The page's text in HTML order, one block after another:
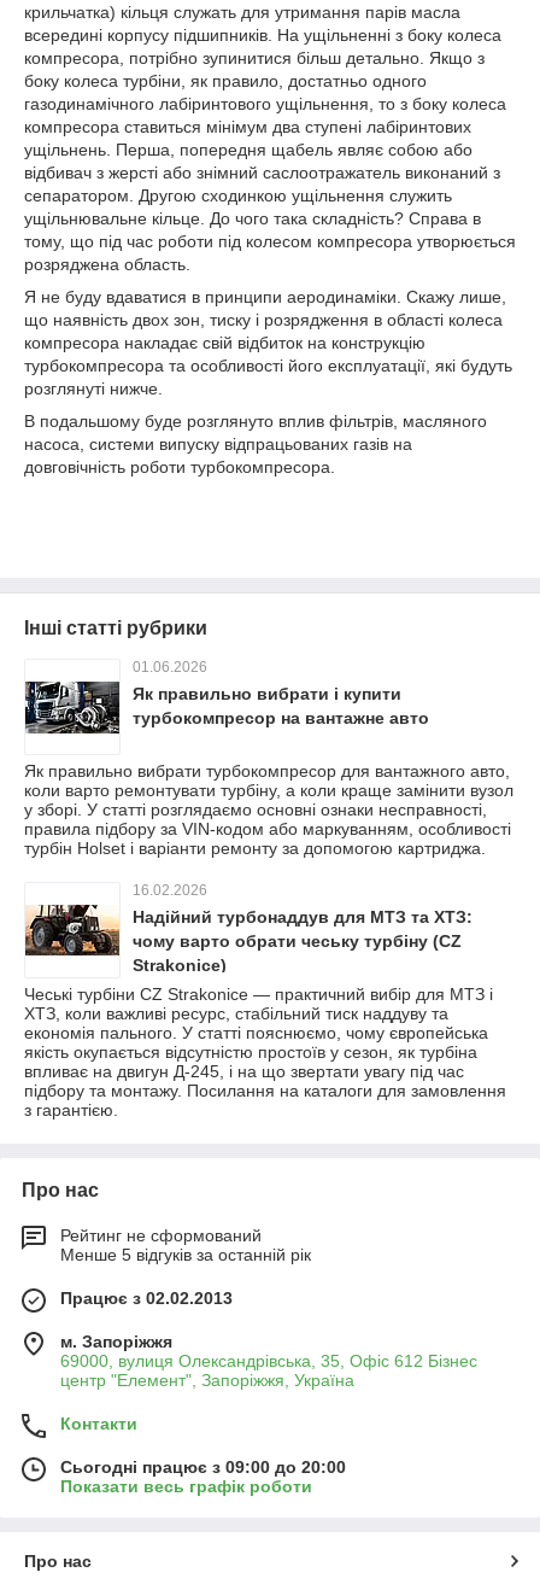
крильчатка) кільця служать для утримання парів масла
всередині корпусу підшипників. На ущільненні з боку колеса
компресора, потрібно зупинитися більш детально. Якщо з
боку колеса турбіни, як правило, достатньо одного
газодинамічного лабіринтового ущільнення, то з боку колеса
компресора ставиться мінімум два ступені лабіринтових
ущільнень. Перша, попередня щабель являє собою або
відбивач з жерсті або знімний саслоотражатель виконаний з
сепаратором. Другою сходинкою ущільнення служить
ущільнювальне кільце. До чого така складність? Справа в
тому, що під час роботи під колесом компресора утворюється
розряджена область.
Я не буду вдаватися в принципи аеродинаміки. Скажу лише,
що наявність двох зон, тиску і розрядження в області колеса
компресора накладає свій відбиток на конструкцію
турбокомпресора та особливості його експлуатації, які будуть
розглянуті нижче.
В подальшому буде розглянуто вплив фільтрів, масляного
насоса, системи випуску відпрацьованих газів на
довговічність роботи турбокомпресора.
Інші статті рубрики
01.06.2026
Як правильно вибрати і купити
турбокомпресор на вантажне авто
Як правильно вибрати турбокомпресор для вантажного авто,
коли варто ремонтувати турбіну, а коли краще замінити вузол
у зборі. У статті розглядаємо основні ознаки несправності,
правила підбору за VIN-кодом або маркуванням, особливості
турбін Holset і варіанти ремонту за допомогою картриджа.
16.02.2026
Надійний турбонаддув для МТЗ та ХТЗ:
чому варто обрати чеську турбіну (CZ
Strakonice)
Чеські турбіни CZ Strakonice — практичний вибір для МТЗ і
ХТЗ, коли важливі ресурс, стабільний тиск наддуву та
економія пального. У статті пояснюємо, чому європейська
якість окупається відсутністю простоїв у сезон, як турбіна
впливає на двигун Д-245, і на що звертати увагу під час
підбору та монтажу. Посилання на каталоги для замовлення
з гарантією.
Про нас
Рейтинг не сформований
Менше 5 відгуків за останній рік
Працює з 02.02.2013
м. Запоріжжя
69000, вулиця Олександрівська, 35, Офіс 612 Бізнес
центр "Елемент", Запоріжжя, Україна
Контакти
Сьогодні працює з 09:00 до 20:00
Показати весь графік роботи
Про нас